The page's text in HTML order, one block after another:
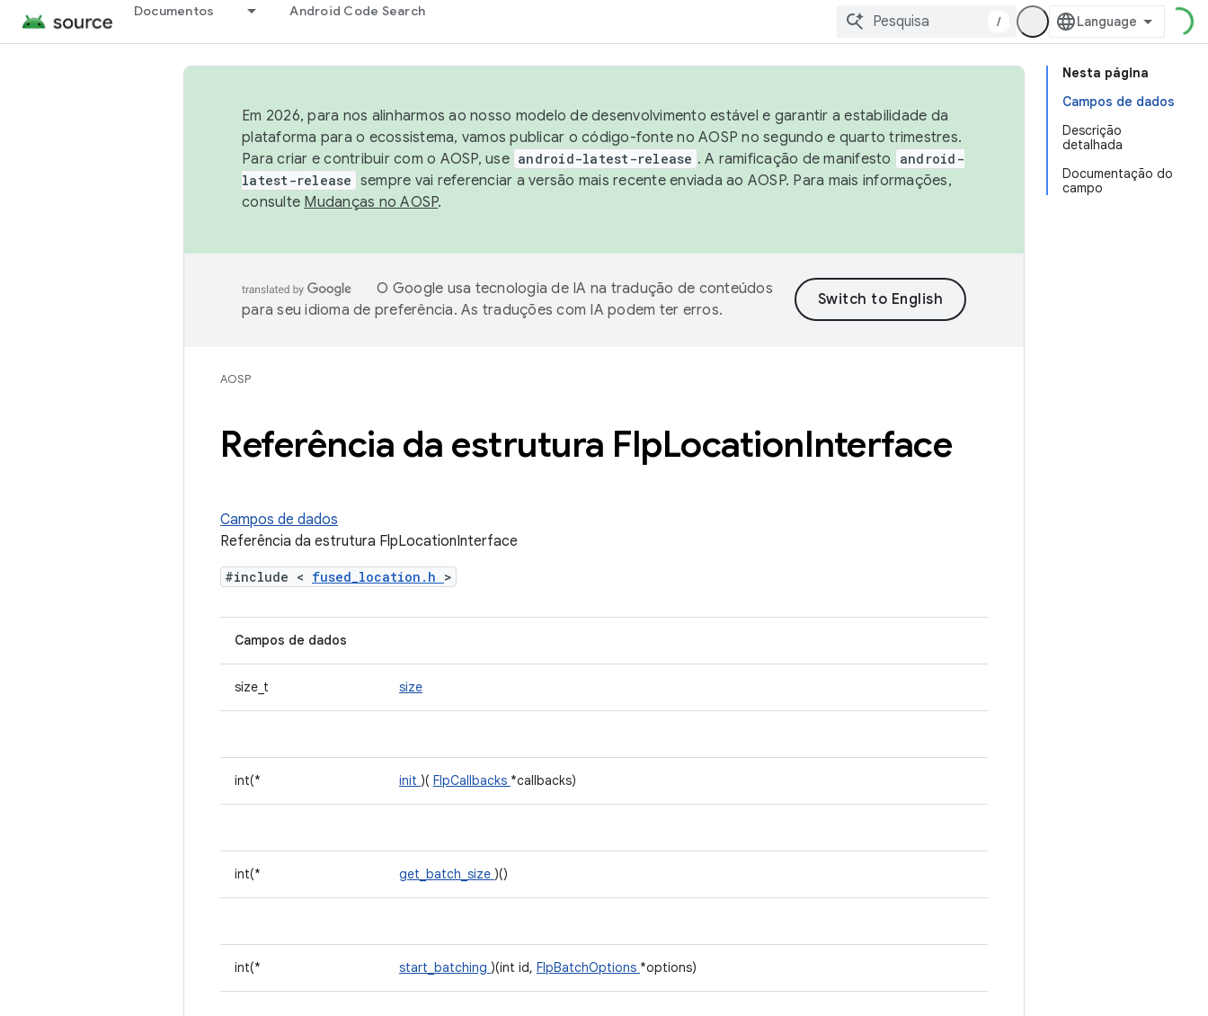
Documentos Android Code Search
/
Nesta página
Campos de dados
Descrição
detalhada
Documentação do
campo
Em 2026, para nos alinharmos ao nosso modelo de desenvolvimento estável e garantir a estabilidade da
plataforma para o ecossistema, vamos publicar o código-fonte no AOSP no segundo e quarto trimestres.
Para criar e contribuir com o AOSP, use android-latest-release . A ramificação de manifesto
android-
latest-release sempre vai referenciar a versão mais recente enviada ao AOSP. Para mais informações,
consulte Mudanças no AOSP.
O Google usa tecnologia de IA na tradução de conteúdos
para seu idioma de preferência. As traduções com IA podem ter erros.
AOSP
Referência da estrutura FlpLocationInterface
Campos de dados
Referência da estrutura FlpLocationInterface
#include < fused_location.h >
Campos de dados
size_t size
int(* init )( FlpCallbacks *callbacks)
int(* get_batch_size )()
int(* start_batching )(int id, FlpBatchOptions *options)